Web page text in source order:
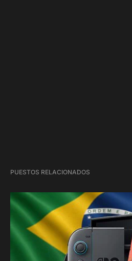
PUESTOS RELACIONADOS